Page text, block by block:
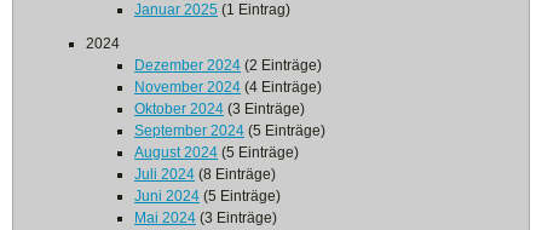
Januar 2025 (1 Eintrag)
2024
Dezember 2024 (2 Einträge)
November 2024 (4 Einträge)
Oktober 2024 (3 Einträge)
September 2024 (5 Einträge)
August 2024 (5 Einträge)
Juli 2024 (8 Einträge)
Juni 2024 (5 Einträge)
Mai 2024 (3 Einträge)